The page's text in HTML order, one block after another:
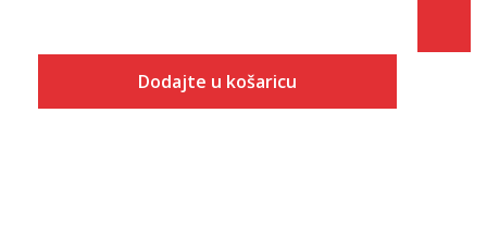
Dodajte u košaricu